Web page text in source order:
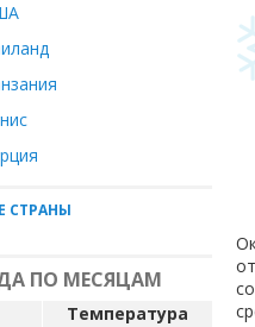
СТРАНЫ
ПО МЕСЯЦАМ
Температура